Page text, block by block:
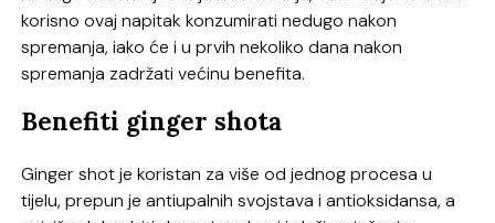
korisno ovaj napitak konzumirati nedugo nakon
spremanja, iako će i u prvih nekoliko dana nakon
spremanja zadržati većinu benefita.
Benefiti ginger shota
Ginger shot je koristan za više od jednog procesa u
tijelu, prepun je antiupalnih svojstava i antioksidansa, a